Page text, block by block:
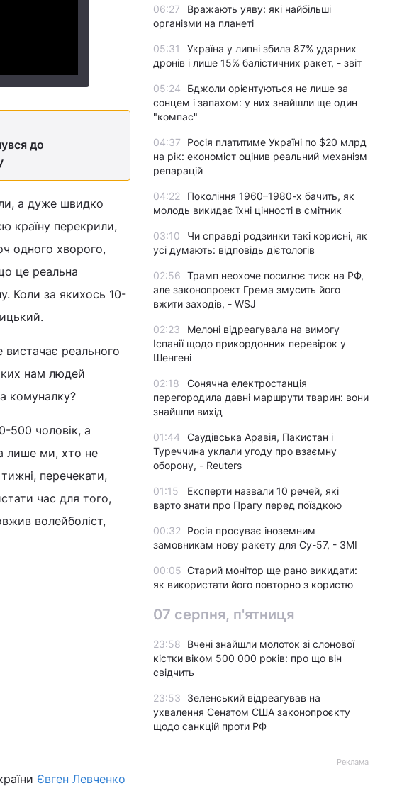
до
а дуже швидко
країну перекрили,
одного хворого,
це реальна
Коли за якихось 10-
реального
нам людей
комуналку?
500 чоловік, а
лише ми, хто не
перечекати,
час для того,
волейболіст,
Євген Левченко
06:27
Вражають уяву: які найбільші
організми на планеті
05:31
Україна у липні збила 87% ударних
дронів і лише 15% балістичних ракет, - звіт
05:24
Бджоли орієнтуються не лише за
сонцем і запахом: у них знайшли ще один
"компас"
04:37
Росія платитиме Україні по $20 млрд
на рік: економіст оцінив реальний механізм
репарацій
04:22
Покоління 1960–1980-х бачить, як
молодь викидає їхні цінності в смітник
03:10
Чи справді родзинки такі корисні, як
усі думають: відповідь дієтологів
02:56 Трамп неохоче посилює тиск на РФ,
але законопроект Грема змусить його
вжити заходів, - WSJ
02:23
Мелоні відреагувала на вимогу
Іспанії щодо прикордонних перевірок у
Шенгені
02:18
Сонячна електростанція
перегородила давні маршрути тварин: вони
знайшли вихід
01:44
Саудівська Аравія, Пакистан і
Туреччина уклали угоду про взаємну
оборону, - Reuters
01:15
Експерти назвали 10 речей, які
варто знати про Прагу перед поїздкою
00:32
Росія просуває іноземним
замовникам нову ракету для Су-57, - ЗМІ
00:05 Старий монітор ще рано викидати:
як використати його повторно з користю
07 серпня, п'ятниця
23:58
Вчені знайшли молоток зі слонової
кістки віком 500 000 років: про що він
свідчить
23:53
Зеленський відреагував на
ухвалення Сенатом США законопроєкту
щодо санкцій проти РФ
Реклама